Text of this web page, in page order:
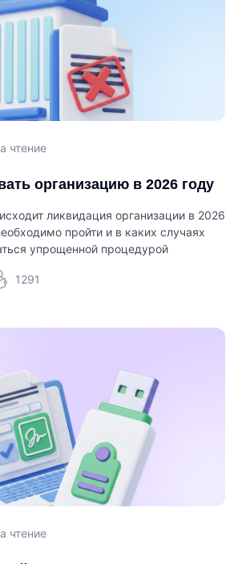
чтение
организацию в 2026 году
ликвидация организации в 2026
пройти и в каких случаях
упрощенной процедурой
1291
чтение